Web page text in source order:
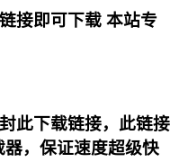
接即可下载 本站专
此下载链接，此链接
，保证速度超级快